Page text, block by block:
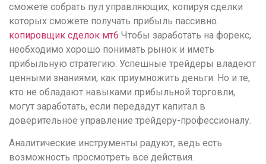
сможете собрать пул управляющих, копируя сделки
которых сможете получать прибыль пассивно.
копировщик сделок мт6 Чтобы заработать на форекс,
необходимо хорошо понимать рынок и иметь
прибыльную стратегию. Успешные трейдеры владеют
ценными знаниями, как приумножить деньги. Но и те,
кто не обладают навыками прибыльной торговли,
могут заработать, если передадут капитал в
доверительное управление трейдеру-профессионалу.
Аналитические инструменты радуют, ведь есть
возможность просмотреть все действия.